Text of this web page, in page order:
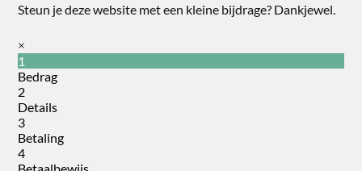
Steun je deze website met een kleine bijdrage? Dankjewel.